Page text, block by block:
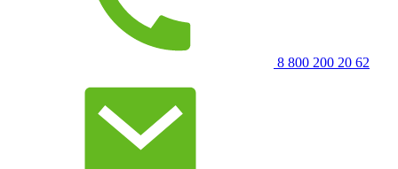
8 800 200 20 62